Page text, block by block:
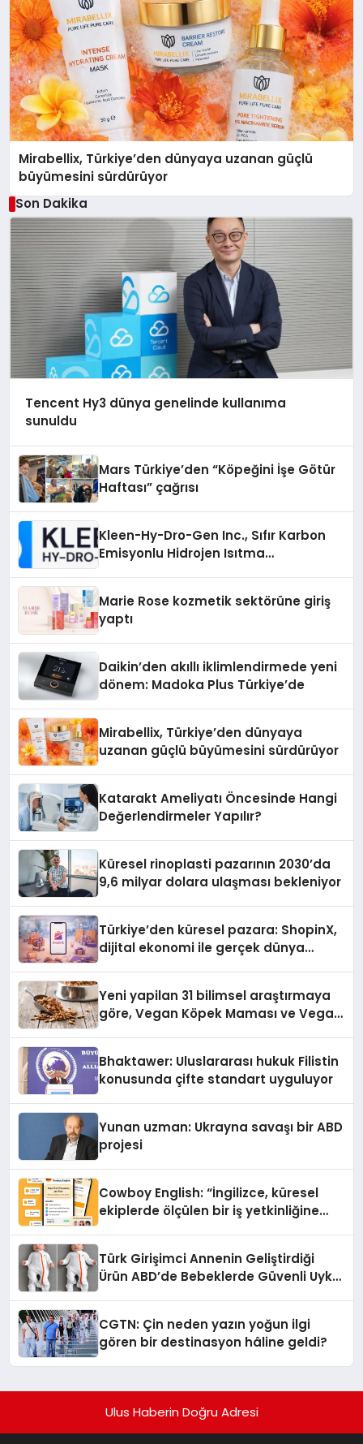
Mirabellix, Türkiye’den dünyaya uzanan güçlü
büyümesini sürdürüyor
Son Dakika
Tencent Hy3 dünya genelinde kullanıma
sunuldu
Mars Türkiye’den “Köpeğini İşe Götür
Haftası” çağrısı
Kleen-Hy-Dro-Gen Inc., Sıfır Karbon
Emisyonlu Hidrojen Isıtma
Marie Rose kozmetik sektörüne giriş
yaptı
Daikin’den akıllı iklimlendirmede yeni
dönem: Madoka Plus Türkiye’de
Mirabellix, Türkiye’den dünyaya
uzanan güçlü büyümesini sürdürüyor
Katarakt Ameliyatı Öncesinde Hangi
Değerlendirmeler Yapılır?
Küresel rinoplasti pazarının 2030’da
9,6 milyar dolara ulaşması bekleniyor
Türkiye’den küresel pazara: ShopinX,
dijital ekonomi ile gerçek dünya
Yeni yapilan 31 bilimsel araştırmaya
göre, Vegan Köpek Maması ve Vegan
Bhaktawer: Uluslararası hukuk Filistin
konusunda çifte standart uyguluyor
Yunan uzman: Ukrayna savaşı bir ABD
projesi
Cowboy English: “İngilizce, küresel
ekiplerde ölçülen bir iş yetkinliğine
Türk Girişimci Annenin Geliştirdiği
Ürün ABD’de Bebeklerde Güvenli Uyku
CGTN: Çin neden yazın yoğun ilgi
gören bir destinasyon hâline geldi?
Ulus Haberin Doğru Adresi